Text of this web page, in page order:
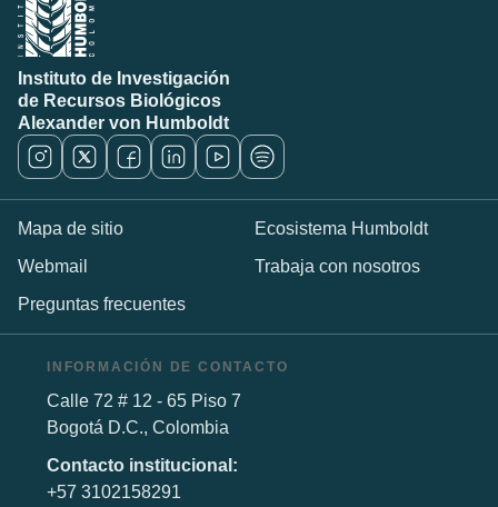
Instituto de Investigación
de Recursos Biológicos
Alexander von Humboldt
Mapa de sitio
Ecosistema Humboldt
Webmail
Trabaja con nosotros
Preguntas frecuentes
INFORMACIÓN DE CONTACTO
Calle 72 # 12 - 65 Piso 7
Bogotá D.C., Colombia
Contacto institucional:
+57 3102158291